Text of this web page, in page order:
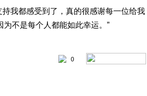
我都感受到了，真的很感谢每一位给我
不是每个人都能如此幸运。”
0